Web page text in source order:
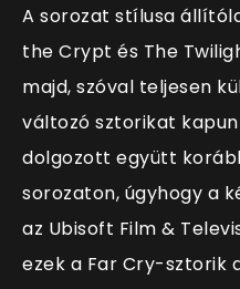
A sorozat stílusa
the Crypt és The
majd, szóval teljesen
változó sztorikat
dolgozott együtt
sorozaton, úgyhogy a
az Ubisoft Film &
ezek a Far Cry-sztorik